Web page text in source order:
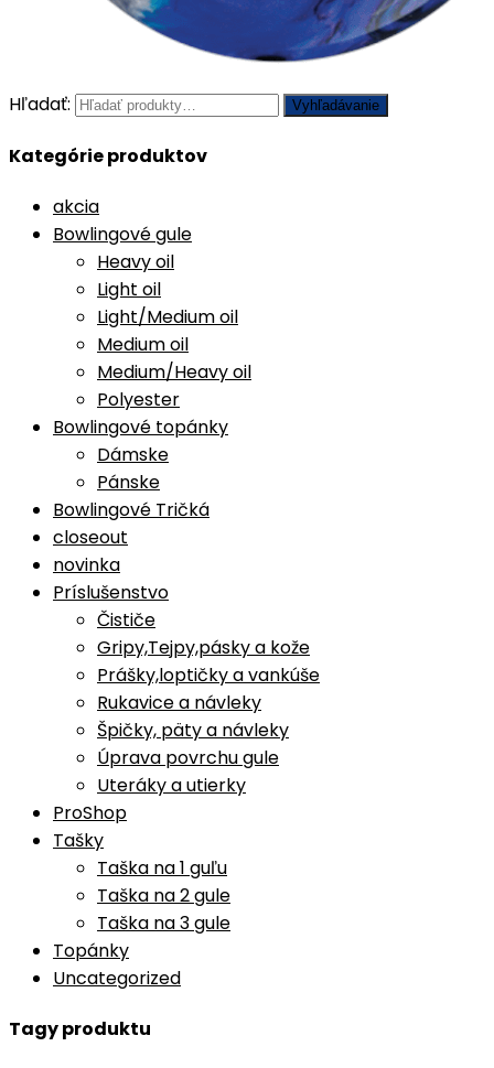
Hľadať: Vyhľadávanie
Kategórie produktov
akcia
Bowlingové gule
Heavy oil
Light oil
Light/Medium oil
Medium oil
Medium/Heavy oil
Polyester
Bowlingové topánky
Dámske
Pánske
Bowlingové Tričká
closeout
novinka
Príslušenstvo
Čističe
Gripy,Tejpy,pásky a kože
Prášky,loptičky a vankúše
Rukavice a návleky
Špičky, päty a návleky
Úprava povrchu gule
Uteráky a utierky
ProShop
Tašky
Taška na 1 guľu
Taška na 2 gule
Taška na 3 gule
Topánky
Uncategorized
Tagy produktu